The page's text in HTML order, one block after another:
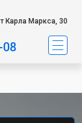
Карла Маркса, 30
08